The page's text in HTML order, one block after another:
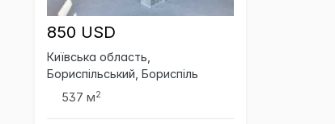
850 USD
Київська область,
Бориспільський, Бориспіль
537 м2